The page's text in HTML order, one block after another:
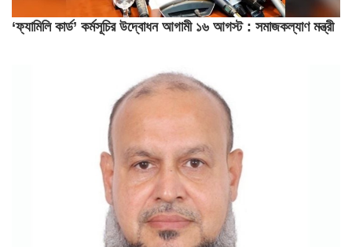
‘ফ্যামিলি কার্ড’ কর্মসূচির উদ্বোধন আগামী ১৬ আগস্ট : সমাজকল্যাণ মন্ত্রী